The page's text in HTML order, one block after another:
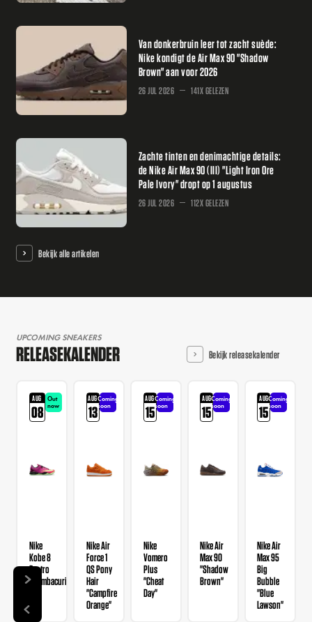
Van donkerbruin leer tot zacht suède:
Nike kondigt de Air Max 90 "Shadow
Brown" aan voor 2026
26 JUL 2026 141X GELEZEN
Zachte tinten en denimachtige details:
de Nike Air Max 90 (III) "Light Iron Ore
Pale Ivory" dropt op 1 augustus
26 JUL 2026 112X GELEZEN
Bekijk alle artikelen
UPCOMING SNEAKERS
RELEASEKALENDER Bekijk releasekalender
AUG
08
Out
now
Nike
Kobe 8
Protro
"Mambacurial"
AUG
13
Coming
soon
Nike Air
Force 1
QS Pony
Hair
"Campfire
Orange"
AUG
15
Coming
soon
Nike
Vomero
Plus
"Cheat
Day"
AUG
15
Coming
soon
Nike Air
Max 90
"Shadow
Brown"
AUG
15
Coming
soon
Nike Air
Max 95
Big
Bubble
"Blue
Lawson"